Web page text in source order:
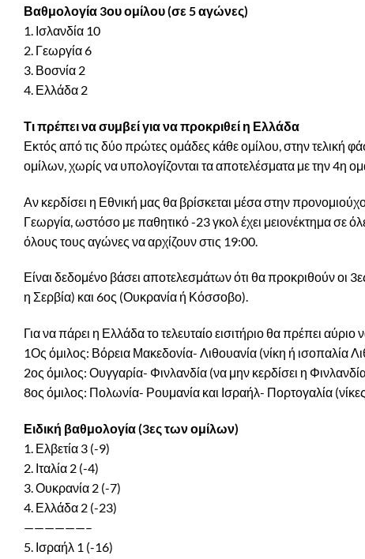
Βαθμολογία 3ου ομίλου (σε 5 αγώνες)
1. Ισλανδία 10
2. Γεωργία 6
3. Βοσνία 2
4. Ελλάδα 2
Τι πρέπει να συμβεί για να προκριθεί η Ελλάδα
Εκτός από τις δύο πρώτες ομάδες κάθε ομίλου, στην τελική
ομίλων, χωρίς να υπολογίζονται τα αποτελέσματα με την 4η
Αν κερδίσει η Εθνική μας θα βρίσκεται μέσα στην
Γεωργία, ωστόσο με παθητικό -23 γκολ έχει μειονέκτημα σε
όλους τους αγώνες να αρχίζουν στις 19:00.
Είναι δεδομένο βάσει αποτελεσμάτων ότι θα προκριθούν οι
η Σερβία) και 6ος (Ουκρανία ή Κόσσοβο).
Για να πάρει η Ελλάδα το τελευταίο εισιτήριο θα πρέπει
1Ος όμιλος: Βόρεια Μακεδονία- Λιθουανία (νίκη ή ισοπαλία
2ος όμιλος: Ουγγαρία- Φινλανδία (να μην κερδίσει η
8ος όμιλος: Πολωνία- Ρουμανία και Ισραήλ- Πορτογαλία
Ειδική βαθμολογία (3ες των ομίλων)
1. Ελβετία 3 (-9)
2. Ιταλία 2 (-4)
3. Ουκρανία 2 (-7)
4. Ελλάδα 2 (-23)
——————–
5. Ισραήλ 1 (-16)